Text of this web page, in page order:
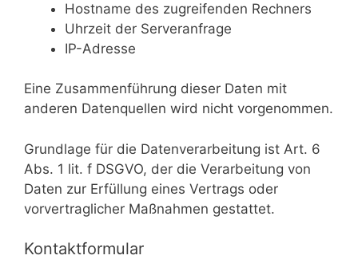
Hostname des zugreifenden Rechners
Uhrzeit der Serveranfrage
IP-Adresse
Eine Zusammenführung dieser Daten mit
anderen Datenquellen wird nicht vorgenommen.
Grundlage für die Datenverarbeitung ist Art. 6
Abs. 1 lit. f DSGVO, der die Verarbeitung von
Daten zur Erfüllung eines Vertrags oder
vorvertraglicher Maßnahmen gestattet.
Kontaktformular